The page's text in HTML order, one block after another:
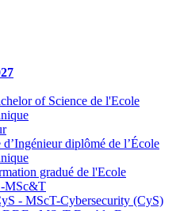
of Science de l'Ecole
diplômé de l’École
gradué de l'Ecole
-MSc&T
- MScT-Cybersecurity (CyS)